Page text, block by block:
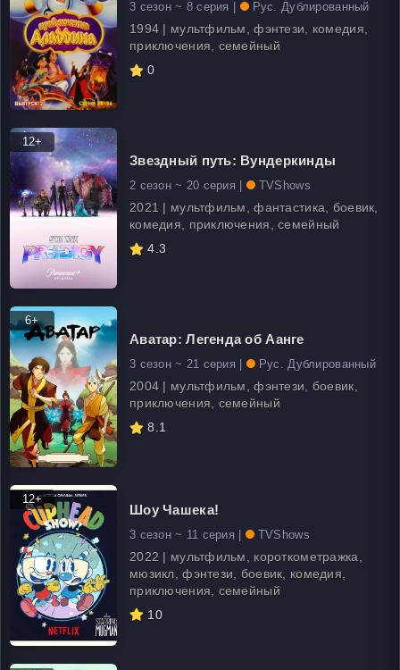
3 сезон ~ 8 серия | Рус. Дублированный
1994 | мультфильм, фэнтези, комедия,
приключения, семейный
0
12+
Звездный путь: Вундеркинды
2 сезон ~ 20 серия | TVShows
2021 | мультфильм, фантастика, боевик,
комедия, приключения, семейный
4.3
6+
Аватар: Легенда об Аанге
3 сезон ~ 21 серия | Рус. Дублированный
2004 | мультфильм, фэнтези, боевик,
приключения, семейный
8.1
12+
Шоу Чашека!
3 сезон ~ 11 серия | TVShows
2022 | мультфильм, короткометражка,
мюзикл, фэнтези, боевик, комедия,
приключения, семейный
10